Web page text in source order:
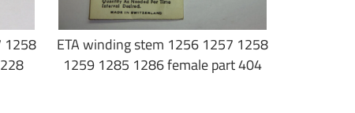
1258
ETA winding stem 1256 1257 1258
1259 1285 1286 female part 404